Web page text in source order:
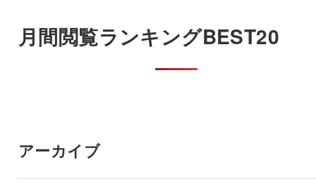
月間閲覧ランキングBEST20
アーカイブ